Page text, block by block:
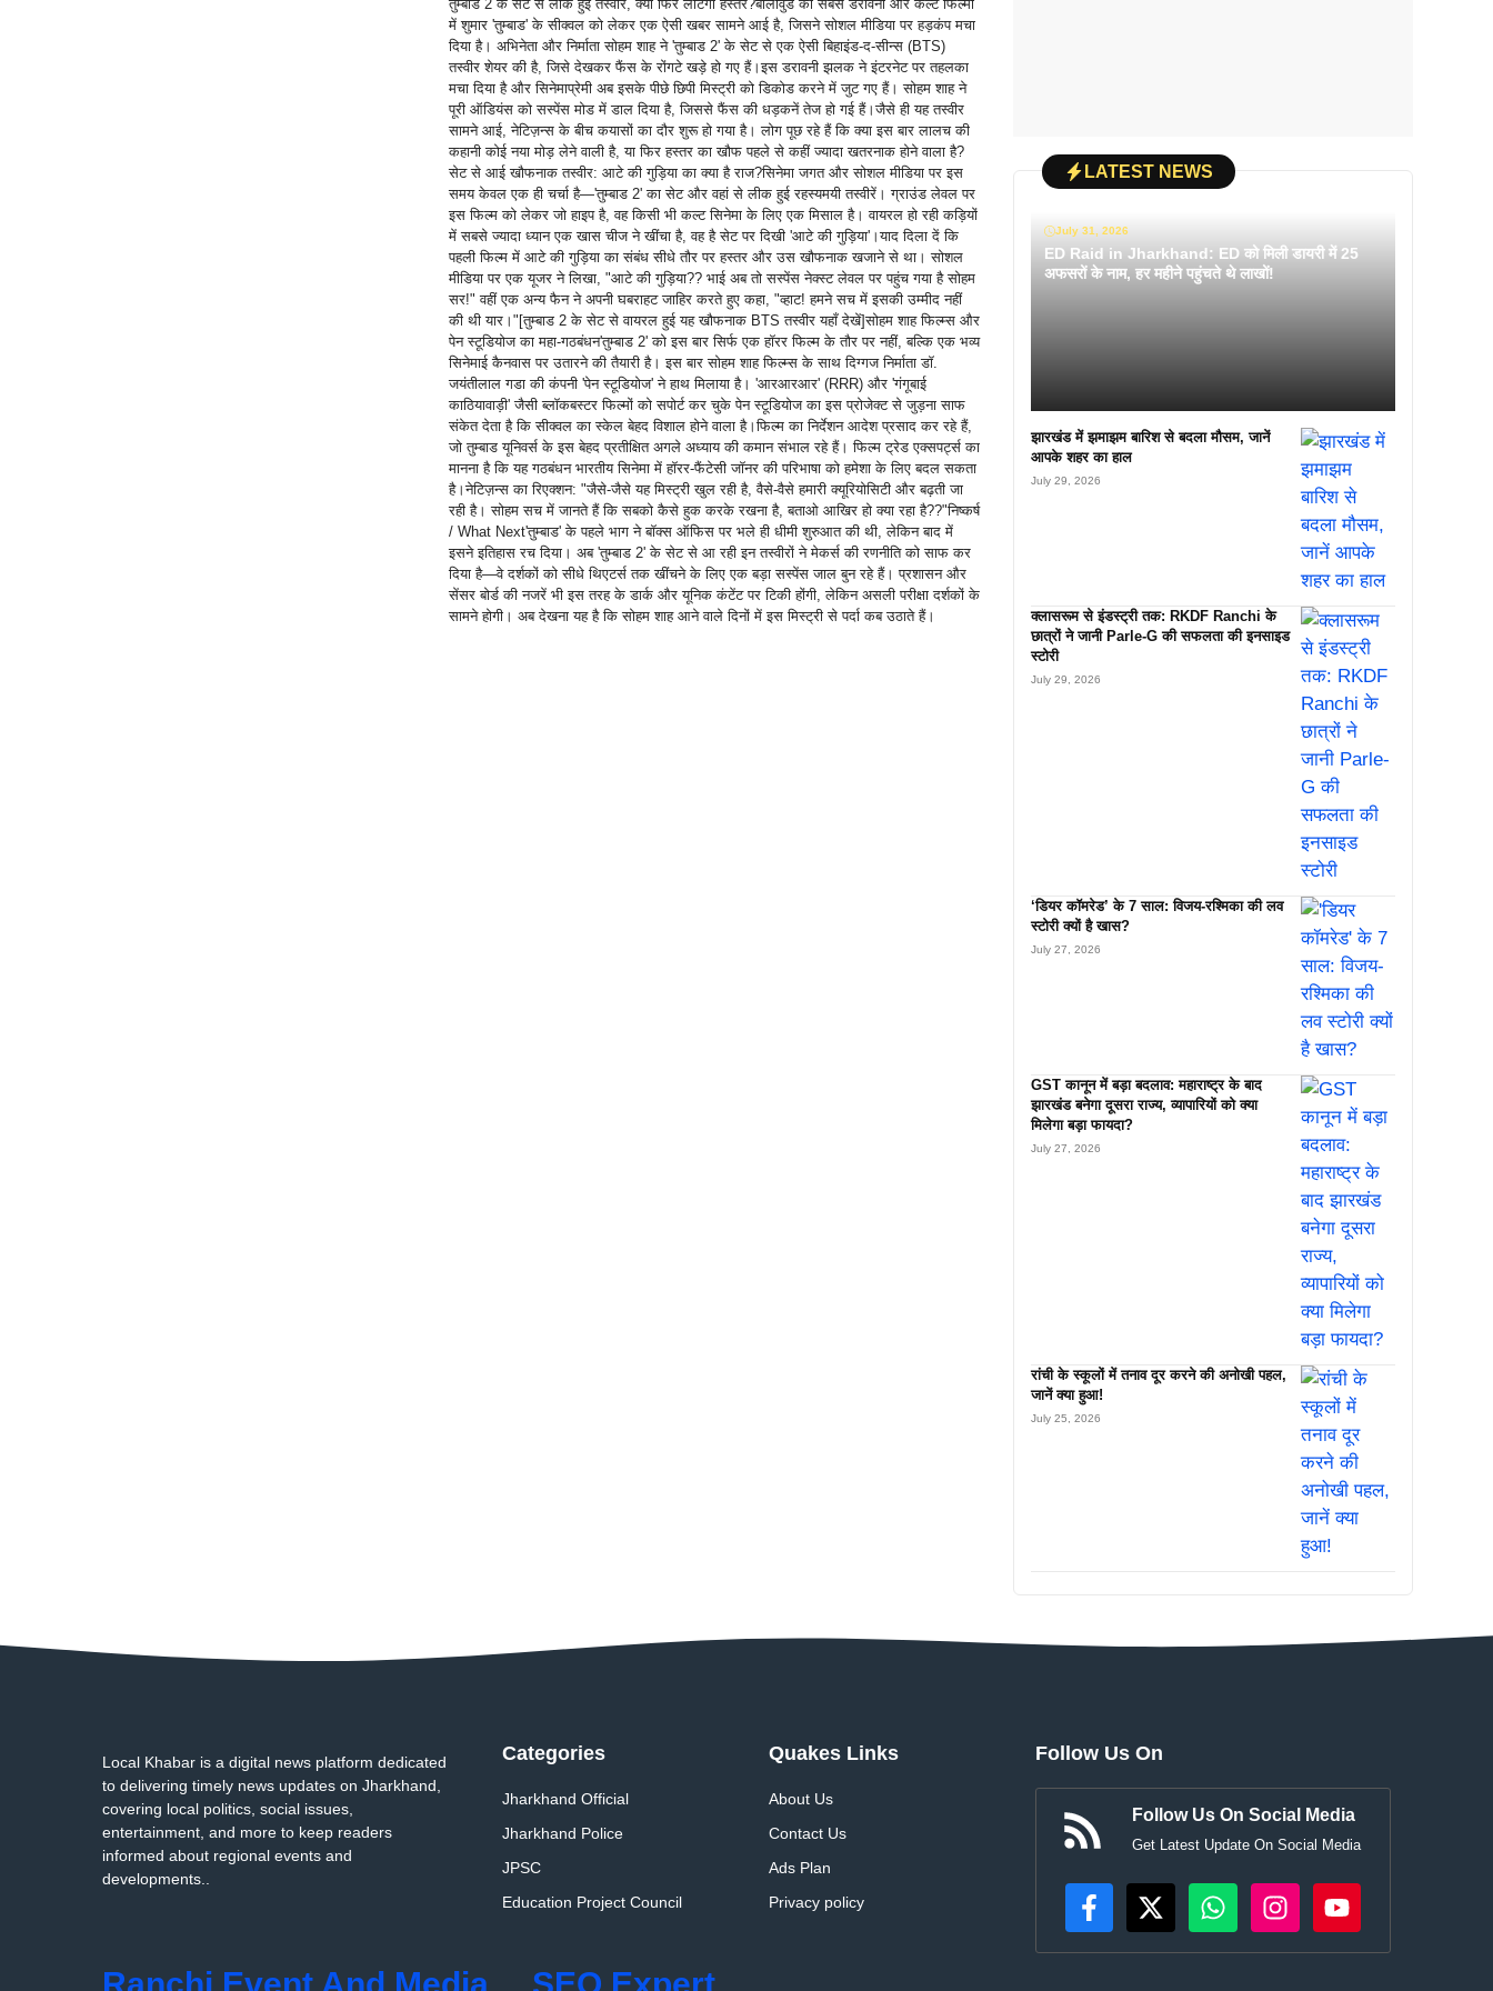
तुम्बाड 2 के सेट से लीक हुई तस्वीर, क्या फिर लौटेगा हस्तर? ​बॉलीवुड की सबसे डरावनी और कल्ट फिल्मों
में शुमार 'तुम्बाड' के सीक्वल को लेकर एक ऐसी खबर सामने आई है, जिसने सोशल मीडिया पर हड़कंप मचा
दिया है। अभिनेता और निर्माता सोहम शाह ने 'तुम्बाड 2' के सेट से एक ऐसी बिहाइंड-द-सीन्स (BTS)
तस्वीर शेयर की है, जिसे देखकर फैंस के रोंगटे खड़े हो गए हैं। ​इस डरावनी झलक ने इंटरनेट पर तहलका
मचा दिया है और सिनेमाप्रेमी अब इसके पीछे छिपी मिस्ट्री को डिकोड करने में जुट गए हैं। सोहम शाह ने
पूरी ऑडियंस को सस्पेंस मोड में डाल दिया है, जिससे फैंस की धड़कनें तेज हो गई हैं। ​जैसे ही यह तस्वीर
सामने आई, नेटिज़न्स के बीच कयासों का दौर शुरू हो गया है। लोग पूछ रहे हैं कि क्या इस बार लालच की
कहानी कोई नया मोड़ लेने वाली है, या फिर हस्तर का खौफ पहले से कहीं ज्यादा खतरनाक होने वाला है? ​
सेट से आई खौफनाक तस्वीर: आटे की गुड़िया का क्या है राज? ​सिनेमा जगत और सोशल मीडिया पर इस
समय केवल एक ही चर्चा है—'तुम्बाड 2' का सेट और वहां से लीक हुई रहस्यमयी तस्वीरें। ग्राउंड लेवल पर
इस फिल्म को लेकर जो हाइप है, वह किसी भी कल्ट सिनेमा के लिए एक मिसाल है। वायरल हो रही कड़ियों
में सबसे ज्यादा ध्यान एक खास चीज ने खींचा है, वह है सेट पर दिखी 'आटे की गुड़िया'। ​याद दिला दें कि
पहली फिल्म में आटे की गुड़िया का संबंध सीधे तौर पर हस्तर और उस खौफनाक खजाने से था। सोशल
मीडिया पर एक यूजर ने लिखा, "आटे की गुड़िया?? भाई अब तो सस्पेंस नेक्स्ट लेवल पर पहुंच गया है सोहम
सर!" वहीं एक अन्य फैन ने अपनी घबराहट जाहिर करते हुए कहा, "व्हाट! हमने सच में इसकी उम्मीद नहीं
की थी यार।" ​[तुम्बाड 2 के सेट से वायरल हुई यह खौफनाक BTS तस्वीर यहाँ देखें] ​सोहम शाह फिल्म्स और
पेन स्टूडियोज का महा-गठबंधन ​'तुम्बाड 2' को इस बार सिर्फ एक हॉरर फिल्म के तौर पर नहीं, बल्कि एक भव्य
सिनेमाई कैनवास पर उतारने की तैयारी है। इस बार सोहम शाह फिल्म्स के साथ दिग्गज निर्माता डॉ.
जयंतीलाल गडा की कंपनी 'पेन स्टूडियोज' ने हाथ मिलाया है। 'आरआरआर' (RRR) और 'गंगूबाई
काठियावाड़ी' जैसी ब्लॉकबस्टर फिल्मों को सपोर्ट कर चुके पेन स्टूडियोज का इस प्रोजेक्ट से जुड़ना साफ
संकेत देता है कि सीक्वल का स्केल बेहद विशाल होने वाला है। ​फिल्म का निर्देशन आदेश प्रसाद कर रहे हैं,
जो तुम्बाड यूनिवर्स के इस बेहद प्रतीक्षित अगले अध्याय की कमान संभाल रहे हैं। फिल्म ट्रेड एक्सपर्ट्स का
मानना है कि यह गठबंधन भारतीय सिनेमा में हॉरर-फैंटेसी जॉनर की परिभाषा को हमेशा के लिए बदल सकता
है। ​नेटिज़न्स का रिएक्शन: "जैसे-जैसे यह मिस्ट्री खुल रही है, वैसे-वैसे हमारी क्यूरियोसिटी और बढ़ती जा
रही है। सोहम सच में जानते हैं कि सबको कैसे हुक करके रखना है, बताओ आखिर हो क्या रहा है??" ​निष्कर्ष
/ What Next ​'तुम्बाड' के पहले भाग ने बॉक्स ऑफिस पर भले ही धीमी शुरुआत की थी, लेकिन बाद में
इसने इतिहास रच दिया। अब 'तुम्बाड 2' के सेट से आ रही इन तस्वीरों ने मेकर्स की रणनीति को साफ कर
दिया है—वे दर्शकों को सीधे थिएटर्स तक खींचने के लिए एक बड़ा सस्पेंस जाल बुन रहे हैं। प्रशासन और
सेंसर बोर्ड की नजरें भी इस तरह के डार्क और यूनिक कंटेंट पर टिकी होंगी, लेकिन असली परीक्षा दर्शकों के
सामने होगी। अब देखना यह है कि सोहम शाह आने वाले दिनों में इस मिस्ट्री से पर्दा कब उठाते हैं।
LATEST NEWS
July 31, 2026
ED Raid in Jharkhand: ED को मिली डायरी में 25
अफसरों के नाम, हर महीने पहुंचते थे लाखों!
झारखंड में झमाझम बारिश से बदला मौसम, जानें
आपके शहर का हाल
July 29, 2026
क्लासरूम से इंडस्ट्री तक: RKDF Ranchi के
छात्रों ने जानी Parle-G की सफलता की इनसाइड
स्टोरी
July 29, 2026
‘डियर कॉमरेड’ के 7 साल: विजय-रश्मिका की लव
स्टोरी क्यों है खास?
July 27, 2026
GST कानून में बड़ा बदलाव: महाराष्ट्र के बाद
झारखंड बनेगा दूसरा राज्य, व्यापारियों को क्या
मिलेगा बड़ा फायदा?
July 27, 2026
रांची के स्कूलों में तनाव दूर करने की अनोखी पहल,
जानें क्या हुआ!
July 25, 2026
Local Khabar is a digital news platform dedicated
to delivering timely news updates on Jharkhand,
covering local politics, social issues,
entertainment, and more to keep readers
informed about regional events and
developments..
Categories
Jharkhand Official
Jharkhand Police
JPSC
Education Project Council
Quakes Links
About Us
Contact Us
Ads Plan
Privacy policy
Follow Us On
Follow Us On Social Media
Get Latest Update On Social Media